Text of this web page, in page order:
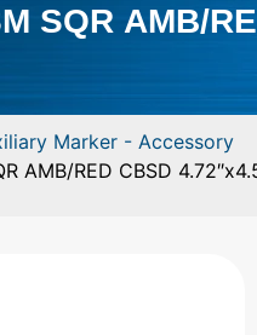
SQR AMB/
Marker - Accessory
AMB/RED CBSD